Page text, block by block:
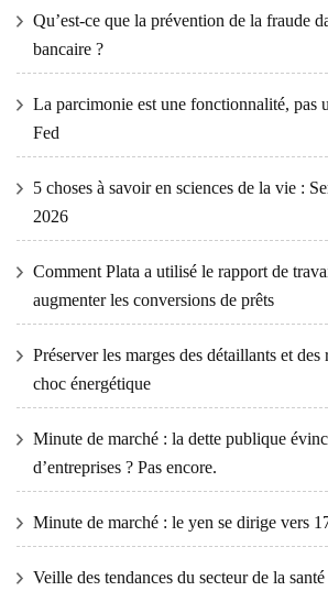
Qu’est-ce que la prévention de la fraude
bancaire ?
La parcimonie est une fonctionnalité, pas
Fed
5 choses à savoir en sciences de la vie :
2026
Comment Plata a utilisé le rapport de
augmenter les conversions de prêts
Préserver les marges des détaillants et des
choc énergétique
Minute de marché : la dette publique
d’entreprises ? Pas encore.
Minute de marché : le yen se dirige vers
Veille des tendances du secteur de la